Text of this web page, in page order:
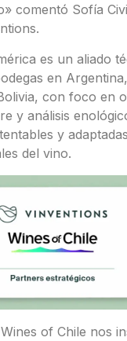
comentó Sofía
es un aliado
en
con foco en
y análisis
y
del vino.
of Chile nos